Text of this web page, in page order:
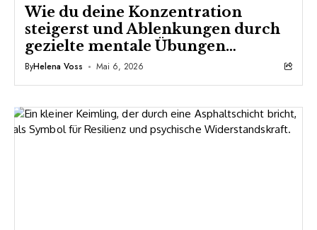
Wie du deine Konzentration
steigerst und Ablenkungen durch
gezielte mentale Übungen
ausschaltest
ByHelena Voss Mai 6, 2026